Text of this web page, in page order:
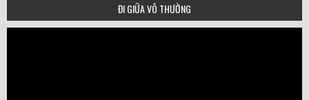
ĐI GIỮA VÔ THƯỜNG